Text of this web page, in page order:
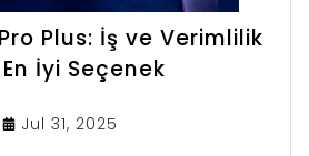
Plus: İş ve Verimlilik
İyi Seçenek
Jul 31, 2025